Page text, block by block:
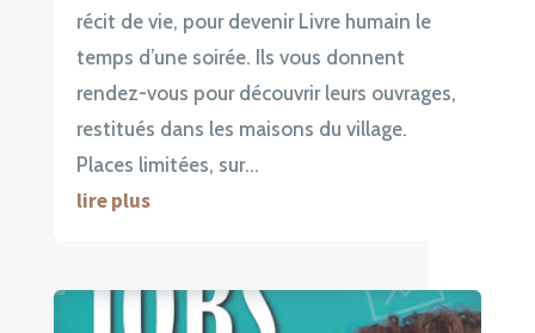
récit de vie, pour devenir Livre humain le
temps d’une soirée. Ils vous donnent
rendez-vous pour découvrir leurs ouvrages,
restitués dans les maisons du village.
Places limitées, sur...
lire plus